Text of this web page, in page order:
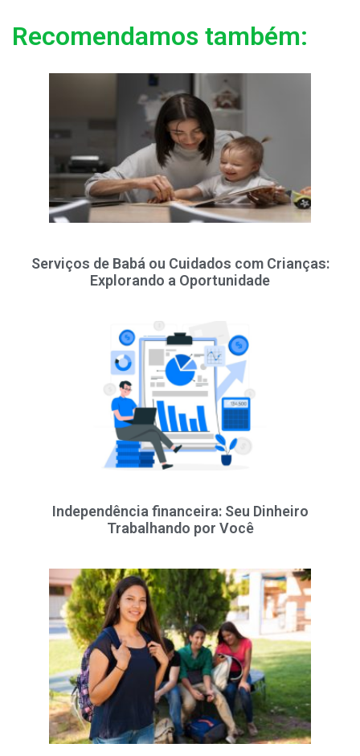
Recomendamos também:
Serviços de Babá ou Cuidados com Crianças:
Explorando a Oportunidade
Independência financeira: Seu Dinheiro
Trabalhando por Você